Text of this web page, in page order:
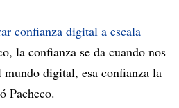
confianza digital a escala
la confianza se da cuando nos
digital, esa confianza la
Pacheco.